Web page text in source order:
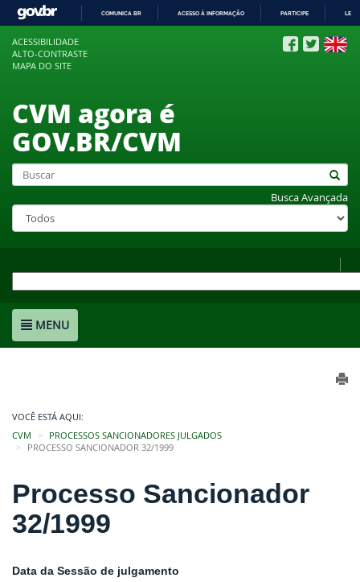
COMUNICA BR ACESSO À INFORMAÇÃO PARTICIPE
ACESSIBILIDADE
ALTO-CONTRASTE
MAPA DO SITE
CVM agora é
GOV.BR/CVM
Busca Avançada
MENU
VOCÊ ESTÁ AQUI:
CVM
PROCESSOS SANCIONADORES JULGADOS
PROCESSO SANCIONADOR 32/1999
Processo Sancionador
32/1999
Data da Sessão de julgamento